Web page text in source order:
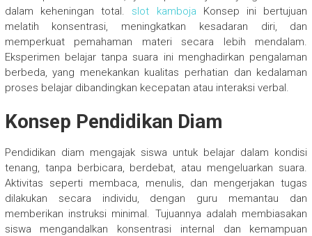
dalam keheningan total. slot kamboja Konsep ini bertujuan
melatih konsentrasi, meningkatkan kesadaran diri, dan
memperkuat pemahaman materi secara lebih mendalam.
Eksperimen belajar tanpa suara ini menghadirkan pengalaman
berbeda, yang menekankan kualitas perhatian dan kedalaman
proses belajar dibandingkan kecepatan atau interaksi verbal.
Konsep Pendidikan Diam
Pendidikan diam mengajak siswa untuk belajar dalam kondisi
tenang, tanpa berbicara, berdebat, atau mengeluarkan suara.
Aktivitas seperti membaca, menulis, dan mengerjakan tugas
dilakukan secara individu, dengan guru memantau dan
memberikan instruksi minimal. Tujuannya adalah membiasakan
siswa mengandalkan konsentrasi internal dan kemampuan